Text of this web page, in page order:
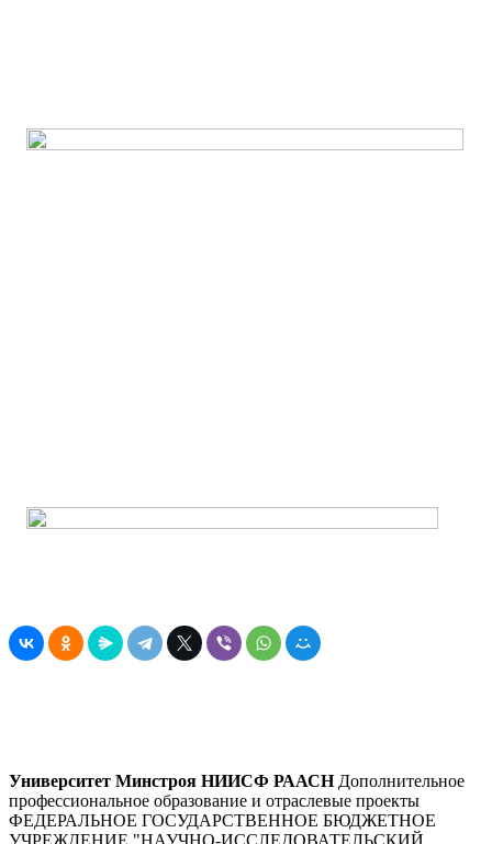
Университет Минстроя НИИСФ РААСН Дополнительное
профессиональное образование и отраслевые проекты
ФЕДЕРАЛЬНОЕ ГОСУДАРСТВЕННОЕ БЮДЖЕТНОЕ
УЧРЕЖДЕНИЕ "НАУЧНО-ИССЛЕДОВАТЕЛЬСКИЙ